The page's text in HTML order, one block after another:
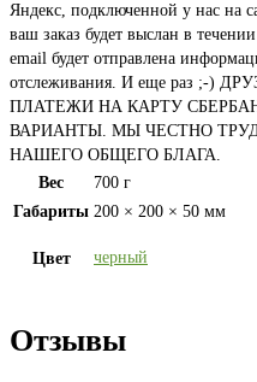
Яндекс, подключенной у нас на
ваш заказ будет выслан в
email будет отправлена
отслеживания. И еще раз ;-)
ПЛАТЕЖИ НА КАРТУ
ВАРИАНТЫ. МЫ ЧЕСТНО
НАШЕГО ОБЩЕГО БЛАГА.
Вес
700 г
Габариты 200 × 200 × 50 мм
Цвет черный
Отзывы